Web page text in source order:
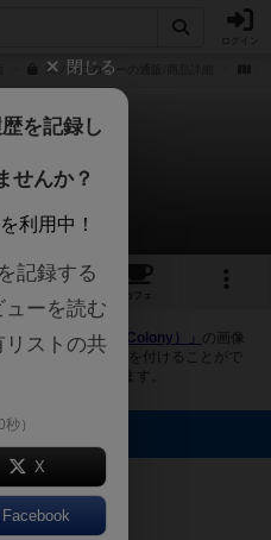
スノーコロニーの通販/商品詳細
ロニー
画像
6
カフェ
ーコロニー（Snow Colony）」 の画像
の投稿画像に評価を付けることがで
ページで表示されます。
閉じる
を記録し
せんか？
利用中！
記録する
ーを読む
ストの共
）
X
Facebook